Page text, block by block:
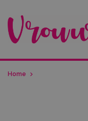
Home